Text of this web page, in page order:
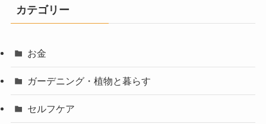
カテゴリー
お金
ガーデニング・植物と暮らす
セルフケア